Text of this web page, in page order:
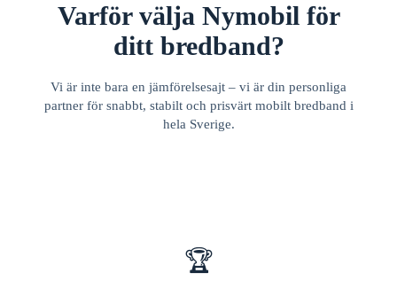
Varför välja Nymobil för
ditt bredband?
Vi är inte bara en jämförelsesajt – vi är din personliga
partner för snabbt, stabilt och prisvärt mobilt bredband i
hela Sverige.
🏆